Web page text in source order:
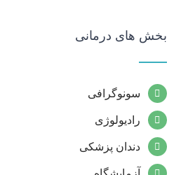
بخش های درمانی
سونوگرافی
رادیولوژی
دندان پزشکی